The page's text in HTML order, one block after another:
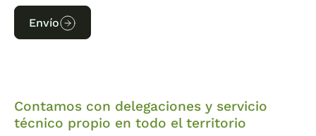
Envío
Contamos con delegaciones y servicio
técnico propio en todo el territorio